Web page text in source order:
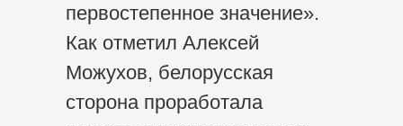
первостепенное значение».
Как отметил Алексей
Можухов, белорусская
сторона проработала